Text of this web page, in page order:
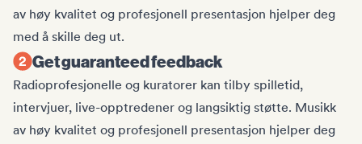
av høy kvalitet og profesjonell presentasjon hjelper deg
med å skille deg ut.
Get guaranteed feedback
Radioprofesjonelle og kuratorer kan tilby spilletid,
intervjuer, live-opptredener og langsiktig støtte. Musikk
av høy kvalitet og profesjonell presentasjon hjelper deg